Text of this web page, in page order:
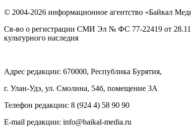
© 2004-2026 информационное агентство «Байкал
Св-во о регистрации СМИ Эл № ФС 77-22419 от
культурного наследия
Адрес редакции: 670000, Республика Бурятия,
г. Улан-Удэ, ул. Смолина, 54б, помещение 3А
Телефон редакции: ‎‎8 (924 4) 58 90 90
E-mail редакции: info@baikal-media.ru